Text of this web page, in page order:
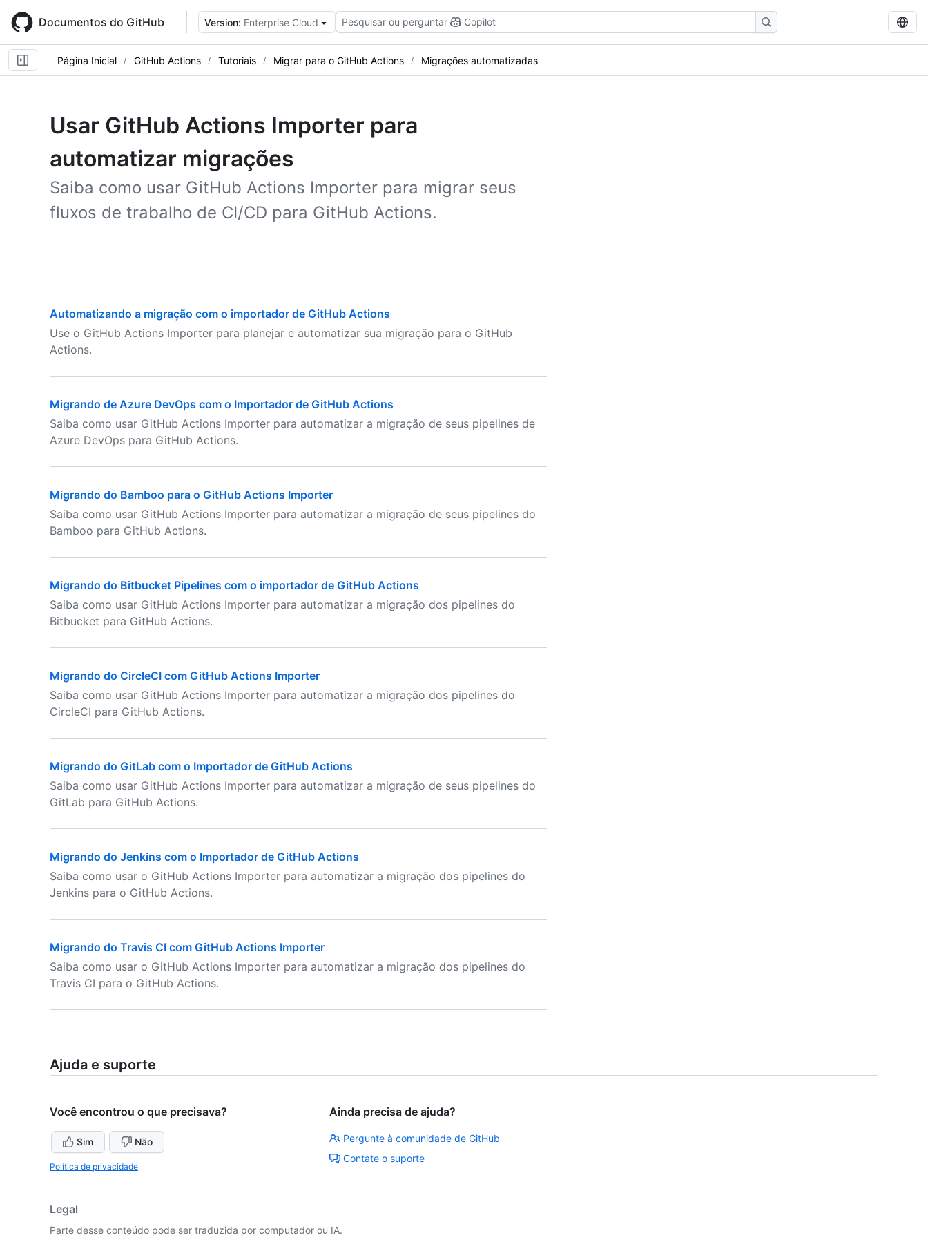
main
content
Documentos do GitHub Version: Enterprise Cloud Pesquisar ou perguntar Copilot
Página Inicial GitHub Actions Tutoriais Migrar para o GitHub Actions Migrações automatizadas
Usar GitHub Actions Importer para
automatizar migrações
Saiba como usar GitHub Actions Importer para migrar seus
fluxos de trabalho de CI/CD para GitHub Actions.
Automatizando a migração com o importador de GitHub Actions
Use o GitHub Actions Importer para planejar e automatizar sua migração para o GitHub
Actions.
Migrando de Azure DevOps com o Importador de GitHub Actions
Saiba como usar GitHub Actions Importer para automatizar a migração de seus pipelines de
Azure DevOps para GitHub Actions.
Migrando do Bamboo para o GitHub Actions Importer
Saiba como usar GitHub Actions Importer para automatizar a migração de seus pipelines do
Bamboo para GitHub Actions.
Migrando do Bitbucket Pipelines com o importador de GitHub Actions
Saiba como usar GitHub Actions Importer para automatizar a migração dos pipelines do
Bitbucket para GitHub Actions.
Migrando do CircleCI com GitHub Actions Importer
Saiba como usar GitHub Actions Importer para automatizar a migração dos pipelines do
CircleCI para GitHub Actions.
Migrando do GitLab com o Importador de GitHub Actions
Saiba como usar GitHub Actions Importer para automatizar a migração de seus pipelines do
GitLab para GitHub Actions.
Migrando do Jenkins com o Importador de GitHub Actions
Saiba como usar o GitHub Actions Importer para automatizar a migração dos pipelines do
Jenkins para o GitHub Actions.
Migrando do Travis CI com GitHub Actions Importer
Saiba como usar o GitHub Actions Importer para automatizar a migração dos pipelines do
Travis CI para o GitHub Actions.
Ajuda e suporte
Você encontrou o que precisava?
Sim Não
Política de privacidade
Ainda precisa de ajuda?
Pergunte à comunidade de GitHub
Contate o suporte
Legal
Parte desse conteúdo pode ser traduzida por computador ou IA.